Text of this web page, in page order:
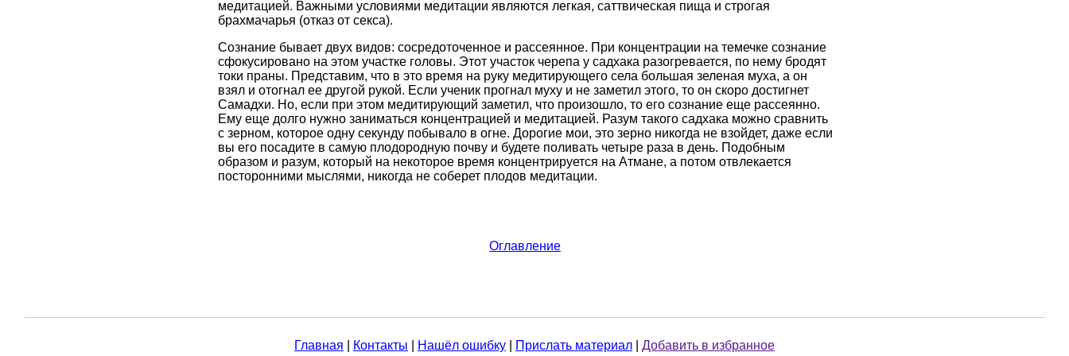
медитацией. Важными условиями медитации являются легкая, саттвическая пища и строгая
брахмачарья (отказ от секса).
Сознание бывает двух видов: сосредоточенное и рассеянное. При концентрации на темечке сознание
сфокусировано на этом участке головы. Этот участок черепа у садхака разогревается, по нему бродят
токи праны. Представим, что в это время на руку медитирующего села большая зеленая муха, а он
взял и отогнал ее другой рукой. Если ученик прогнал муху и не заметил этого, то он скоро достигнет
Самадхи. Но, если при этом медитирующий заметил, что произошло, то его сознание еще рассеянно.
Ему еще долго нужно заниматься концентрацией и медитацией. Разум такого садхака можно сравнить
с зерном, которое одну секунду побывало в огне. Дорогие мои, это зерно никогда не взойдет, даже если
вы его посадите в самую плодородную почву и будете поливать четыре раза в день. Подобным
образом и разум, который на некоторое время концентрируется на Атмане, а потом отвлекается
посторонними мыслями, никогда не соберет плодов медитации.
Оглавление
Главная Контакты Нашёл ошибку Прислать материал Добавить в избранное